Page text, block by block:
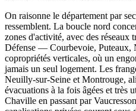
On raisonne le département par
ressemblent. La boucle nord
zones d'activité, avec des
Défense — Courbevoie, Puteaux,
copropriétés verticales, où un
jamais un seul logement. Les
Neuilly-sur-Seine et Montrouge,
évacuations à la fois âgées et très
Chaville en passant par